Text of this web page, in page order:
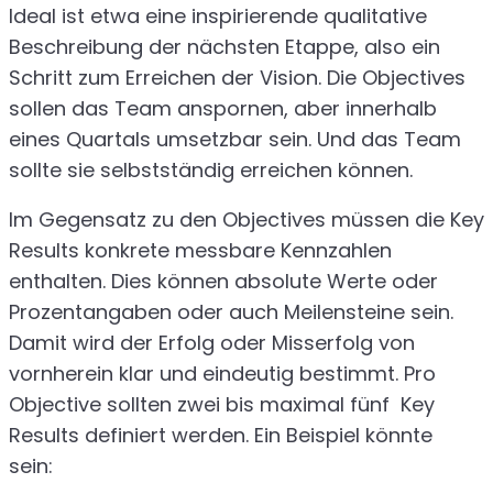
Ideal ist etwa eine inspirierende qualitative
Beschreibung der nächsten Etappe, also ein
Schritt zum Erreichen der Vision. Die Objectives
sollen das Team anspornen, aber innerhalb
eines Quartals umsetzbar sein. Und das Team
sollte sie selbstständig erreichen können.
Im Gegensatz zu den Objectives müssen die Key
Results konkrete messbare Kennzahlen
enthalten. Dies können absolute Werte oder
Prozentangaben oder auch Meilensteine sein.
Damit wird der Erfolg oder Misserfolg von
vornherein klar und eindeutig bestimmt. Pro
Objective sollten zwei bis maximal fünf Key
Results definiert werden. Ein Beispiel könnte
sein: